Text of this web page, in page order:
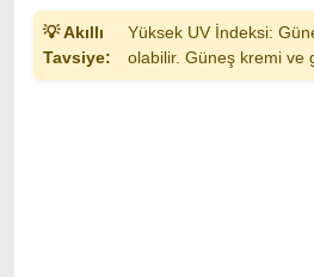
💡 Akıllı
Tavsiye:
Yüksek UV İndeksi:
olabilir. Güneş kremi